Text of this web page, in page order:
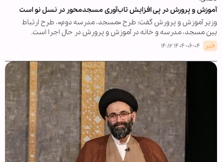
آموزش و پرورش در پی افزایش تاب‌آوری مسجدمحور در نسل نو است
وزیر آموزش و پرورش گفت: طرح «مسجد، مدرسه دوم»، طرح ارتباط
بین مسجد، مدرسه و خانه در آموزش و پرورش در حال اجرا است.
خبر ۱۴۰۴-۰۶-۰۴ ۱۴:۱۲